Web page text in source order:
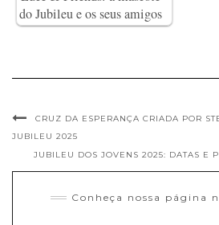
do Jubileu e os seus amigos
CRUZ DA ESPERANÇA CRIADA POR
JUBILEU 2025
JUBILEU DOS JOVENS 2025: DATAS E
Conheça nossa página